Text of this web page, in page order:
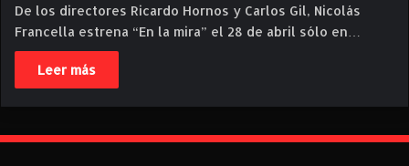
De los directores Ricardo Hornos y Carlos Gil, Nicolás
Francella estrena “En la mira” el 28 de abril sólo en…
Leer más